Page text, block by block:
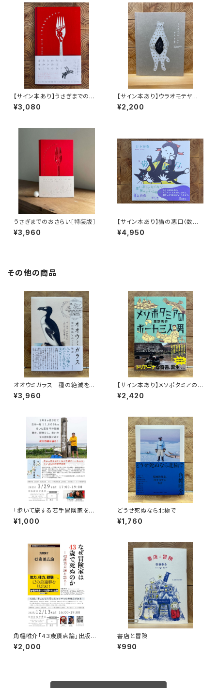
【サイン本あり】うさぎまでのお
さらい［通常版］
¥3,080
【サイン本あり】ウラオモテヤマ
ネコ
¥2,200
うさぎまでのおさらい［特装版］
¥3,960
【サイン本あり】猫の悪口〈数量
限定・オリジナルトート付き〉
¥4,950
その他の商品
オオウミガラス 種の絶滅をめ
ぐる物語
¥3,960
【サイン本あり】メソポタミアの
ボート三人男
¥2,420
「歩いて旅する若手冒険家を青
田買い！平井佑樹 × 荻田泰永」
録画視聴権
¥1,000
どうせ死ぬなら北極で
¥1,760
角幡唯介「43歳頂点論」出版記
念トークイベント録画視聴権
¥2,000
書店と冒険
¥990